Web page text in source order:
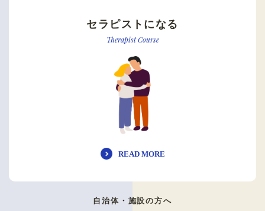
セラピストになる
Therapist Course
READ MORE
自治体・施設の方へ